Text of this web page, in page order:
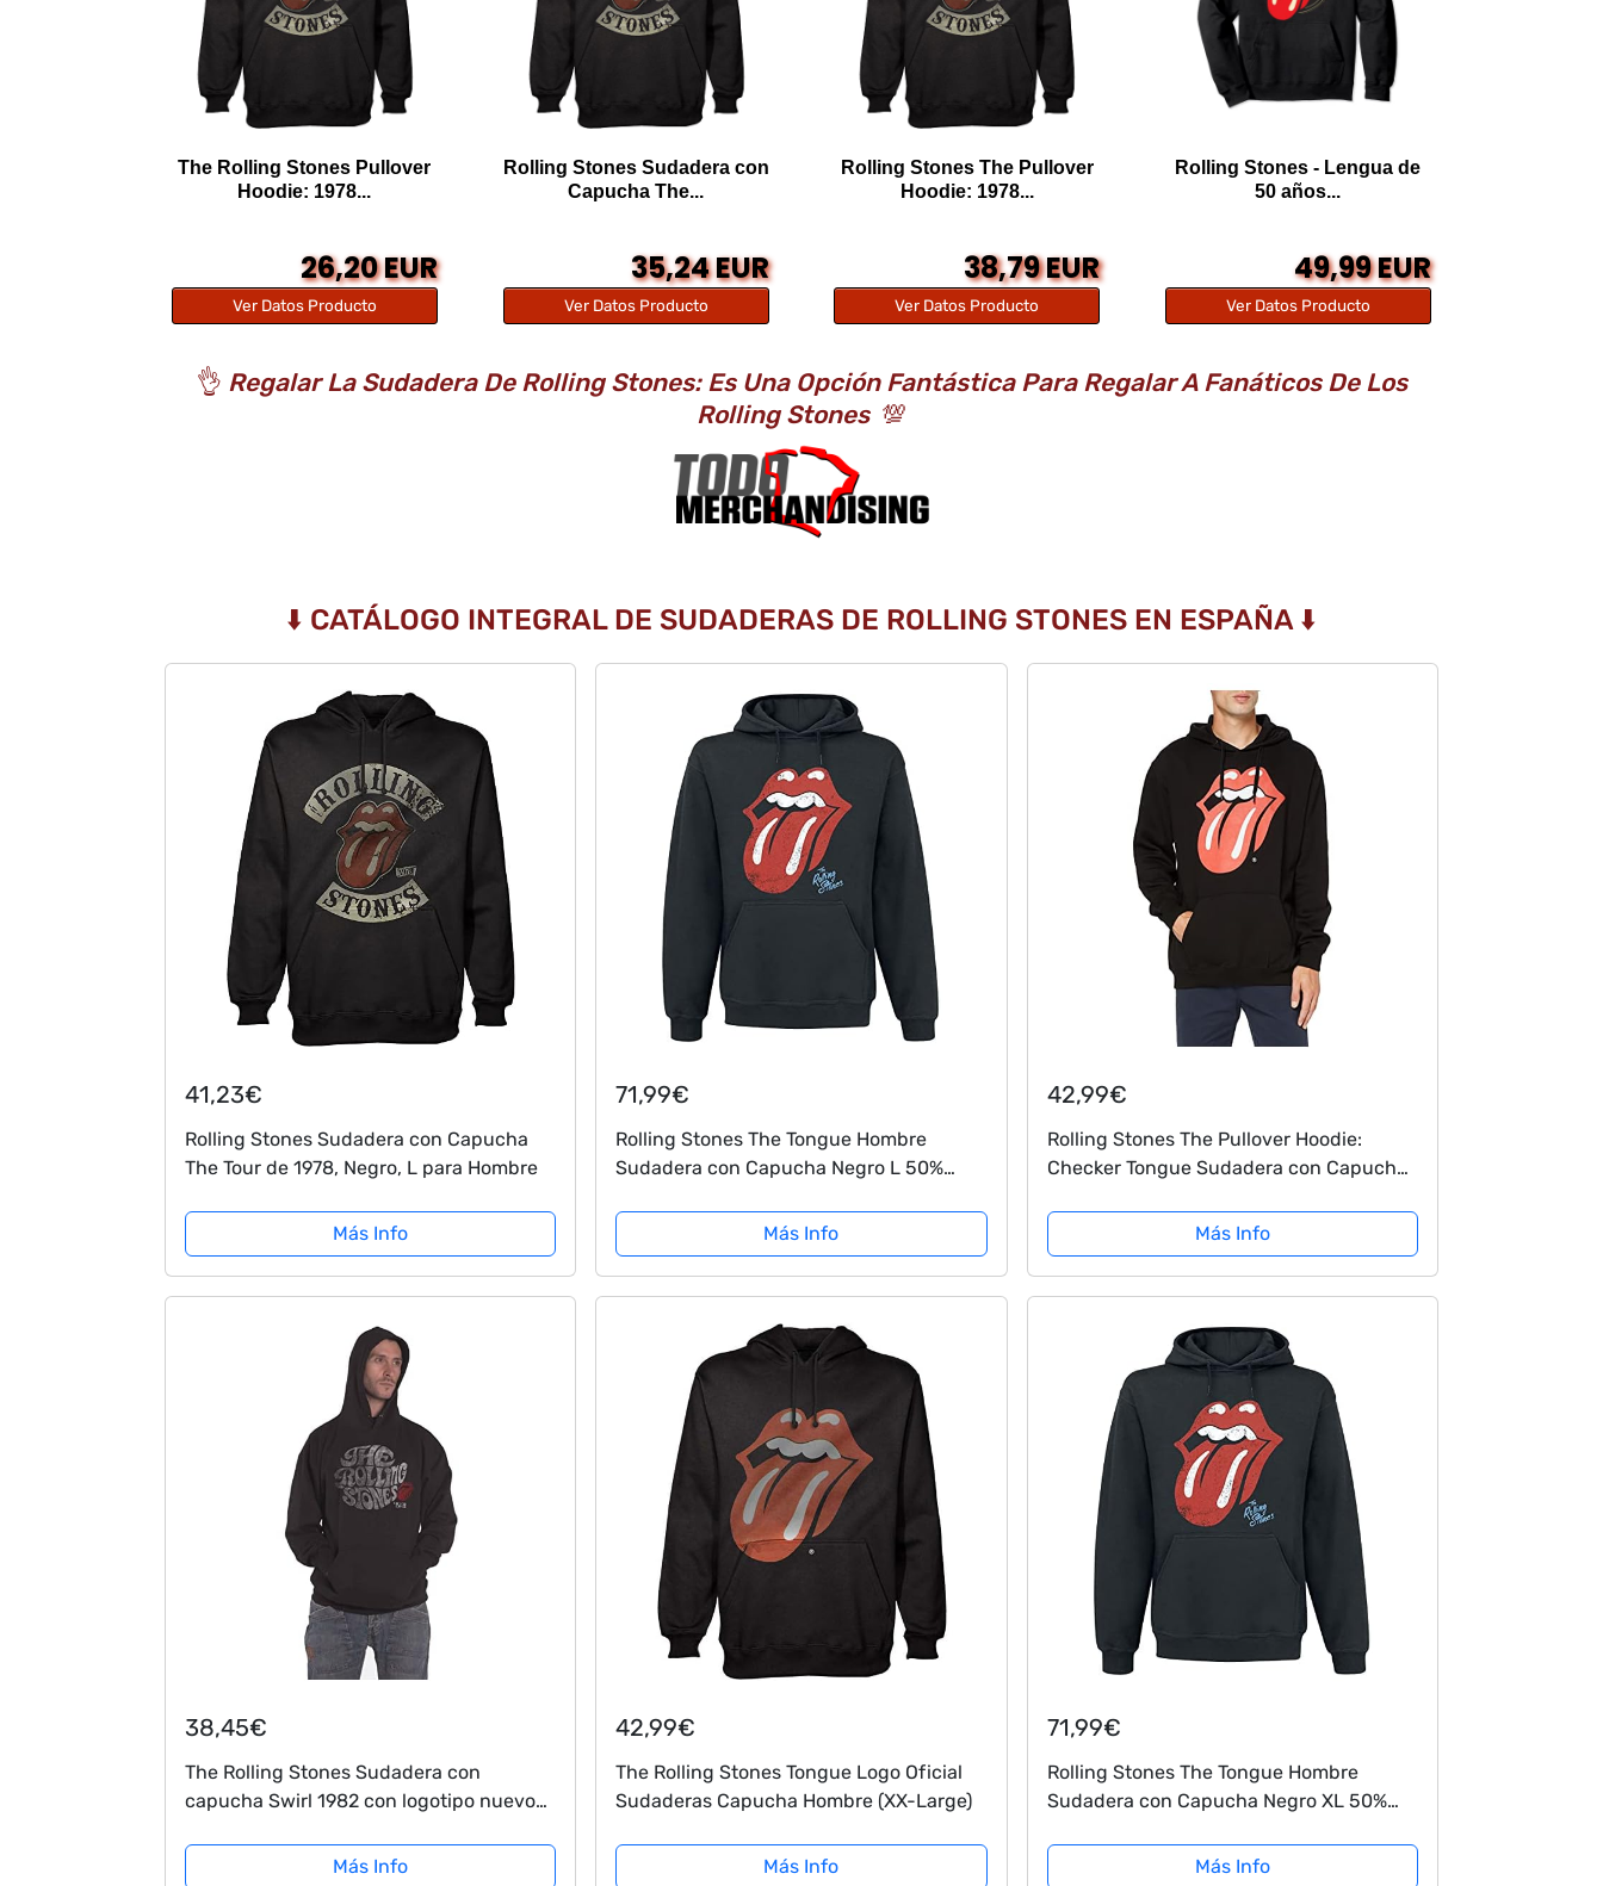
The Rolling Stones Pullover
Hoodie: 1978...
26,20 EUR
Ver Datos Producto
Rolling Stones Sudadera con
Capucha The...
35,24 EUR
Ver Datos Producto
Rolling Stones The Pullover
Hoodie: 1978...
38,79 EUR
Ver Datos Producto
Rolling Stones - Lengua de
50 años...
49,99 EUR
Ver Datos Producto
👌 Regalar La Sudadera De Rolling Stones: Es Una Opción Fantástica Para Regalar A Fanáticos De Los
Rolling Stones 💯
⬇️ CATÁLOGO INTEGRAL DE SUDADERAS DE ROLLING STONES EN ESPAÑA ⬇️
41,23€
Rolling Stones Sudadera con Capucha
The Tour de 1978, Negro, L para Hombre
Más Info
71,99€
Rolling Stones The Tongue Hombre
Sudadera con Capucha Negro L 50%
Más Info
42,99€
Rolling Stones The Pullover Hoodie:
Checker Tongue Sudadera con Capucha,
Más Info
38,45€
The Rolling Stones Sudadera con
capucha Swirl 1982 con logotipo nuevo
Más Info
42,99€
The Rolling Stones Tongue Logo Oficial
Sudaderas Capucha Hombre (XX-Large)
Más Info
71,99€
Rolling Stones The Tongue Hombre
Sudadera con Capucha Negro XL 50%
Más Info